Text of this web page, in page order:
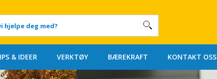
& IDEER VERKTØY BÆREKRAFT KONTAKT OSS